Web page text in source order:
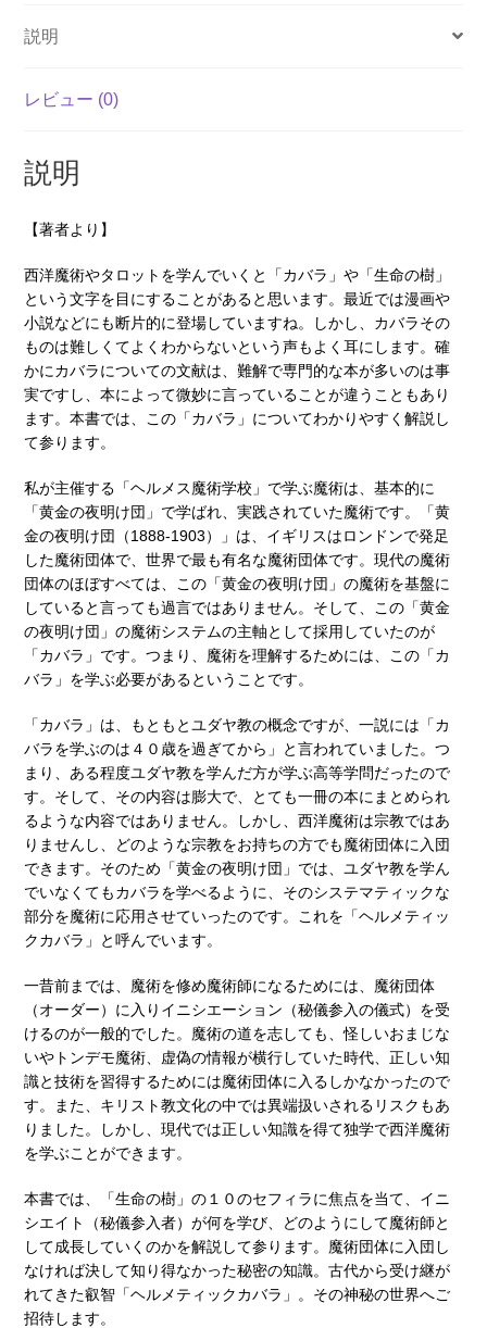
説明
レビュー (0)
説明
【著者より】
西洋魔術やタロットを学んでいくと「カバラ」や「生命の樹」
という文字を目にすることがあると思います。最近では漫画や
小説などにも断片的に登場していますね。しかし、カバラその
ものは難しくてよくわからないという声もよく耳にします。確
かにカバラについての文献は、難解で専門的な本が多いのは事
実ですし、本によって微妙に言っていることが違うこともあり
ます。本書では、この「カバラ」についてわかりやすく解説し
て参ります。
私が主催する「ヘルメス魔術学校」で学ぶ魔術は、基本的に
「黄金の夜明け団」で学ばれ、実践されていた魔術です。「黄
金の夜明け団（1888-1903）」は、イギリスはロンドンで発足
した魔術団体で、世界で最も有名な魔術団体です。現代の魔術
団体のほぼすべては、この「黄金の夜明け団」の魔術を基盤に
していると言っても過言ではありません。そして、この「黄金
の夜明け団」の魔術システムの主軸として採用していたのが
「カバラ」です。つまり、魔術を理解するためには、この「カ
バラ」を学ぶ必要があるということです。
「カバラ」は、もともとユダヤ教の概念ですが、一説には「カ
バラを学ぶのは４０歳を過ぎてから」と言われていました。つ
まり、ある程度ユダヤ教を学んだ方が学ぶ高等学問だったので
す。そして、その内容は膨大で、とても一冊の本にまとめられ
るような内容ではありません。しかし、西洋魔術は宗教ではあ
りませんし、どのような宗教をお持ちの方でも魔術団体に入団
できます。そのため「黄金の夜明け団」では、ユダヤ教を学ん
でいなくてもカバラを学べるように、そのシステマティックな
部分を魔術に応用させていったのです。これを「ヘルメティッ
クカバラ」と呼んでいます。
一昔前までは、魔術を修め魔術師になるためには、魔術団体
（オーダー）に入りイニシエーション（秘儀参入の儀式）を受
けるのが一般的でした。魔術の道を志しても、怪しいおまじな
いやトンデモ魔術、虚偽の情報が横行していた時代、正しい知
識と技術を習得するためには魔術団体に入るしかなかったので
す。また、キリスト教文化の中では異端扱いされるリスクもあ
りました。しかし、現代では正しい知識を得て独学で西洋魔術
を学ぶことができます。
本書では、「生命の樹」の１０のセフィラに焦点を当て、イニ
シエイト（秘儀参入者）が何を学び、どのようにして魔術師と
して成長していくのかを解説して参ります。魔術団体に入団し
なければ決して知り得なかった秘密の知識。古代から受け継が
れてきた叡智「ヘルメティックカバラ」。その神秘の世界へご
招待します。